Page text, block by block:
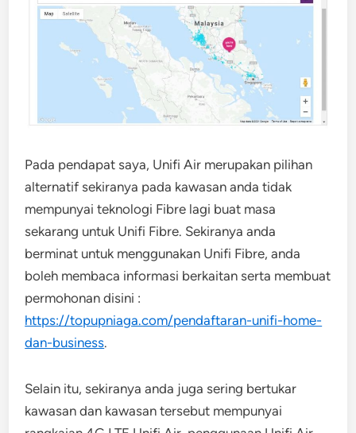
Pada pendapat saya, Unifi Air merupakan pilihan
alternatif sekiranya pada kawasan anda tidak
mempunyai teknologi Fibre lagi buat masa
sekarang untuk Unifi Fibre. Sekiranya anda
berminat untuk menggunakan Unifi Fibre, anda
boleh membaca informasi berkaitan serta membuat
permohonan disini :
https://topupniaga.com/pendaftaran-unifi-home-
dan-business.
Selain itu, sekiranya anda juga sering bertukar
kawasan dan kawasan tersebut mempunyai